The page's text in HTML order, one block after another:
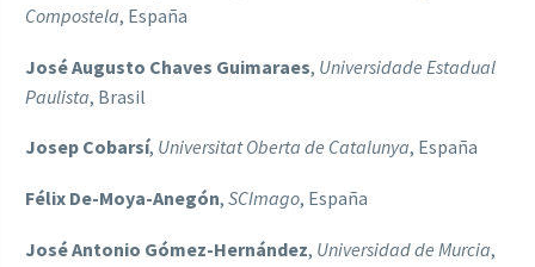
Compostela, España
José Augusto Chaves Guimaraes, Universidade Estadual
Paulista, Brasil
Josep Cobarsí­, Universitat Oberta de Catalunya, España
Félix De-Moya-Anegón, SCImago, España
José Antonio Gómez-Hernández, Universidad de Murcia,